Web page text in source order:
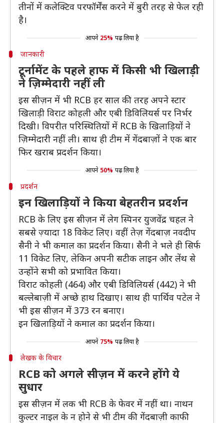
तीनों में कलेक्टिव परफॉर्मेंस करने में बुरी तरह से फेल रही
है।
आपने 25% पढ़ लिया है
जानकारी
टूर्नामेंट के पहले हाफ में किसी भी खिलाड़ी
ने ज़िम्मेदारी नहीं ली
इस सीज़न में भी RCB हर साल की तरह अपने स्टार
खिलाड़ी विराट कोहली और एबी डिविलियर्स पर निर्भर
दिखी। विपरीत परिस्थितियों में RCB के खिलाड़ियों ने
ज़िम्मेदारी नहीं ली। साथ ही टीम में गेंदबाज़ों ने एक बार
फिर खराब प्रदर्शन किया।
आपने 50% पढ़ लिया है
प्रदर्शन
इन खिलाड़ियों ने किया बेहतरीन प्रदर्शन
RCB के लिए इस सीज़न में लेग स्पिनर युजवेंद्र चहल ने
सबसे ज़्यादा 18 विकेट लिए। वहीं तेज़ गेंदबाज़ नवदीप
सैनी ने भी कमाल का प्रदर्शन किया। सैनी ने भले ही सिर्फ
11 विकेट लिए, लेकिन अपनी सटीक लाइन और लेंथ से
उन्होंने सभी को प्रभावित किया।
विराट कोहली (464) और एबी डिविलियर्स (442) ने भी
बल्लेबाज़ी में अच्छे हाथ दिखाए। साथ ही पार्थिव पटेल ने
भी इस सीज़न में 373 रन बनाए।
इन खिलाड़ियों ने कमाल का प्रदर्शन किया।
आपने 75% पढ़ लिया है
लेखक के विचार
RCB को अगले सीज़न में करने होंगे ये
सुधार
इस सीज़न में लक भी RCB के फेवर में नहीं था। नाथन
कुल्टर नाइल के न होने से भी टीम की गेंदबाज़ी काफी